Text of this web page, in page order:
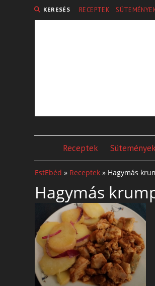
KERESÉS RECEPTEK
Receptek Sütemények
EstEbéd » Receptek» Hagymás
Hagymás